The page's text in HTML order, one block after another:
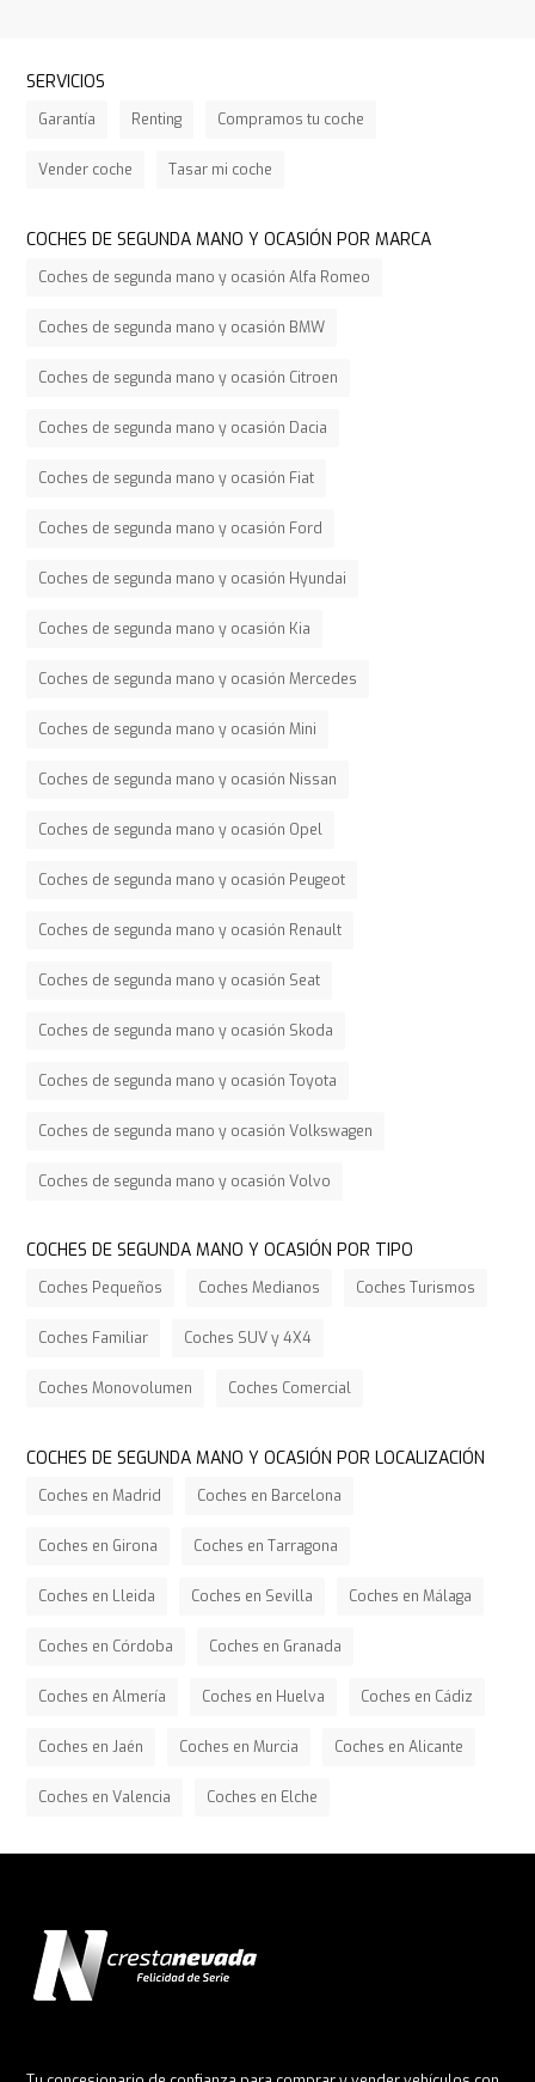
SERVICIOS
Garantía Renting Compramos tu coche
Vender coche Tasar mi coche
COCHES DE SEGUNDA MANO Y OCASIÓN POR MARCA
Coches de segunda mano y ocasión Alfa Romeo
Coches de segunda mano y ocasión BMW
Coches de segunda mano y ocasión Citroen
Coches de segunda mano y ocasión Dacia
Coches de segunda mano y ocasión Fiat
Coches de segunda mano y ocasión Ford
Coches de segunda mano y ocasión Hyundai
Coches de segunda mano y ocasión Kia
Coches de segunda mano y ocasión Mercedes
Coches de segunda mano y ocasión Mini
Coches de segunda mano y ocasión Nissan
Coches de segunda mano y ocasión Opel
Coches de segunda mano y ocasión Peugeot
Coches de segunda mano y ocasión Renault
Coches de segunda mano y ocasión Seat
Coches de segunda mano y ocasión Skoda
Coches de segunda mano y ocasión Toyota
Coches de segunda mano y ocasión Volkswagen
Coches de segunda mano y ocasión Volvo
COCHES DE SEGUNDA MANO Y OCASIÓN POR TIPO
Coches Pequeños Coches Medianos Coches Turismos
Coches Familiar Coches SUV y 4X4
Coches Monovolumen Coches Comercial
COCHES DE SEGUNDA MANO Y OCASIÓN POR LOCALIZACIÓN
Coches en Madrid Coches en Barcelona
Coches en Girona Coches en Tarragona
Coches en Lleida Coches en Sevilla Coches en Málaga
Coches en Córdoba Coches en Granada
Coches en Almería Coches en Huelva Coches en Cádiz
Coches en Jaén Coches en Murcia Coches en Alicante
Coches en Valencia Coches en Elche